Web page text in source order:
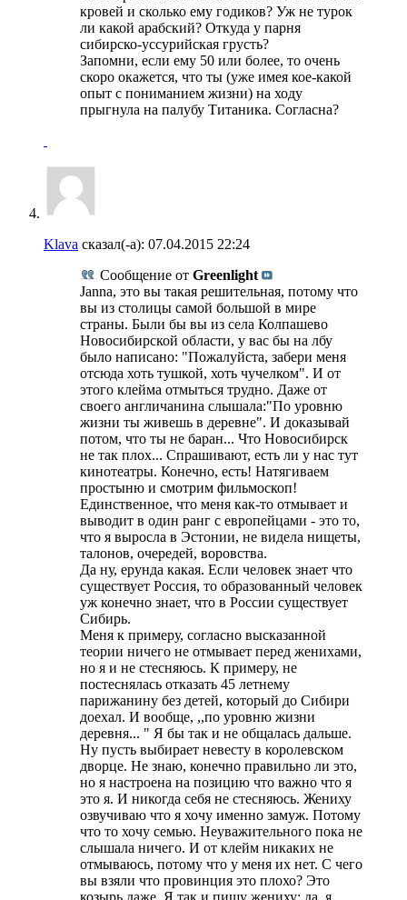
кровей и сколько ему годиков? Уж не турок
ли какой арабский? Откуда у парня
сибирско-уссурийская грусть?
Запомни, если ему 50 или более, то очень
скоро окажется, что ты (уже имея кое-какой
опыт с пониманием жизни) на ходу
прыгнула на палубу Титаника. Согласна?
Klava сказал(-а): 07.04.2015 22:24
Сообщение от Greenlight
Janna, это вы такая решительная, потому что
вы из столицы самой большой в мире
страны. Были бы вы из села Колпашево
Новосибирской области, у вас бы на лбу
было написано: "Пожалуйста, забери меня
отсюда хоть тушкой, хоть чучелком". И от
этого клейма отмыться трудно. Даже от
своего англичанина слышала:"По уровню
жизни ты живешь в деревне". И доказывай
потом, что ты не баран... Что Новосибирск
не так плох... Спрашивают, есть ли у нас тут
кинотеатры. Конечно, есть! Натягиваем
простыню и смотрим фильмоскоп!
Единственное, что меня как-то отмывает и
выводит в один ранг с европейцами - это то,
что я выросла в Эстонии, не видела нищеты,
талонов, очередей, воровства.
Да ну, ерунда какая. Если человек знает что
существует Россия, то образованный человек
уж конечно знает, что в России существует
Сибирь.
Меня к примеру, согласно высказанной
теории ничего не отмывает перед женихами,
но я и не стесняюсь. К примеру, не
постеснялась отказать 45 летнему
парижанину без детей, который до Сибири
доехал. И вообще, ,,по уровню жизни
деревня... " Я бы так и не общалась дальше.
Ну пусть выбирает невесту в королевском
дворце. Не знаю, конечно правильно ли это,
но я настроена на позицию что важно что я
это я. И никогда себя не стесняюсь. Жениху
озвучиваю что я хочу именно замуж. Потому
что то хочу семью. Неуважительного пока не
слышала ничего. И от клейм никаких не
отмываюсь, потому что у меня их нет. С чего
вы взяли что провинция это плохо? Это
козырь даже. Я так и пишу жениху: да, я